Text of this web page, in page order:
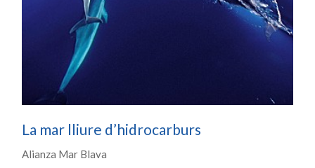
La mar lliure d’hidrocarburs
Alianza Mar Blava